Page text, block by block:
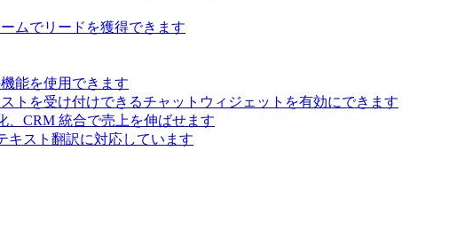
ムでリードを獲得できます
能を使用できます
トを受け付けできるチャットウィジェットを有効にできます
、CRM 統合で売上を伸ばせます
キスト翻訳に対応しています